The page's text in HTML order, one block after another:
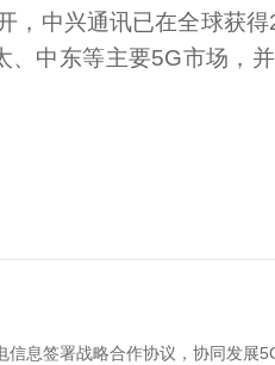
，中兴通讯已在全球获
、中东等主要5G市场，
信息签署战略合作协议，协同发展